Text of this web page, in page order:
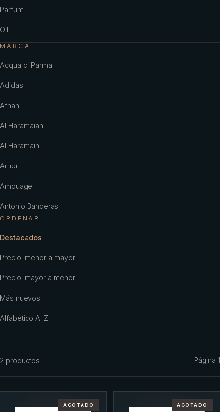
Parfum
Oil
MARCA
Acqua di Parma
Adidas
Afnan
Al Haramaian
Al Haramain
Amor
Amouage
Antonio Banderas
Benetton
Bharara
ORDENAR
Destacados
Precio: menor a mayor
Precio: mayor a menor
Más nuevos
Alfabético A-Z
2 productos Página 1
AGOTADO AGOTADO